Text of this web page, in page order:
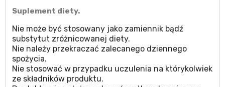
Suplement diety.
Nie może być stosowany jako zamiennik bądź
substytut zróżnicowanej diety.
Nie należy przekraczać zalecanego dziennego
spożycia.
Nie stosować w przypadku uczulenia na którykolwiek
ze składników produktu.